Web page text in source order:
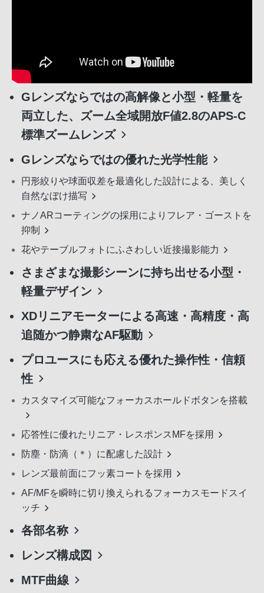
Gレンズならではの高解像と小型・軽量を
両立した、ズーム全域開放F値2.8のAPS-C
標準ズームレンズ
Gレンズならではの優れた光学性能
円形絞りや球面収差を最適化した設計による、美しく
自然なぼけ描写
ナノARコーティングの採用によりフレア・ゴーストを
抑制
花やテーブルフォトにふさわしい近接撮影能力
さまざまな撮影シーンに持ち出せる小型・
軽量デザイン
XDリニアモーターによる高速・高精度・高
追随かつ静粛なAF駆動
プロユースにも応える優れた操作性・信頼
性
カスタマイズ可能なフォーカスホールドボタンを搭載
応答性に優れたリニア・レスポンスMFを採用
防塵・防滴（＊）に配慮した設計
レンズ最前面にフッ素コートを採用
AF/MFを瞬時に切り換えられるフォーカスモードスイ
ッチ
各部名称
レンズ構成図
MTF曲線